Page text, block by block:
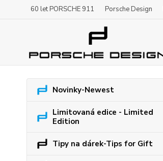
60 let PORSCHE 911 Porsche Design
Novinky-Newest
Limitovaná edice - Limited
Edition
Tipy na dárek-Tips for Gift